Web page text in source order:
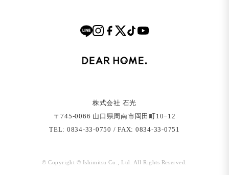
株式会社 石光
〒745-0066 ⼭⼝県周南市岡⽥町10−12
TEL: 0834-33-0750 / FAX: 0834-33-0751
© Copyright © Ishimitsu Co., Ltd. All Rights Reserved.